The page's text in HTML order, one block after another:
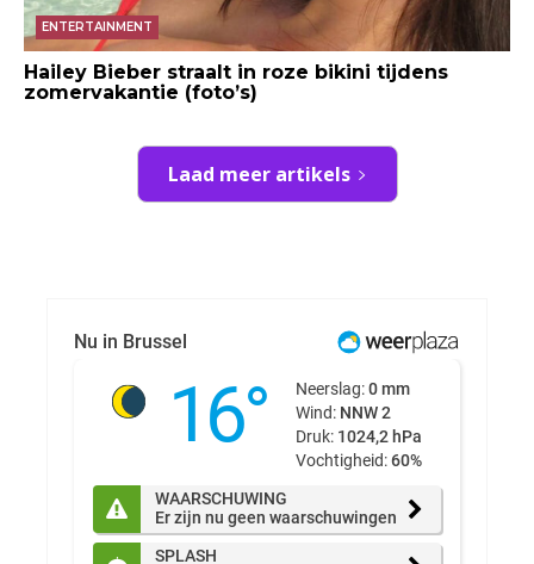
ENTERTAINMENT
Hailey Bieber straalt in roze bikini tijdens
zomervakantie (foto’s)
Laad meer artikels